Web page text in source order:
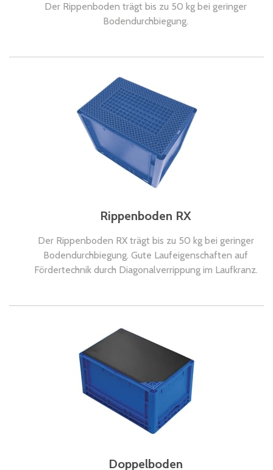
Der Rippenboden trägt bis zu 50 kg bei geringer
Bodendurchbiegung.
Rippenboden RX
Der Rippenboden RX trägt bis zu 50 kg bei geringer
Bodendurchbiegung. Gute Laufeigenschaften auf
Fördertechnik durch Diagonalverrippung im Laufkranz.
Doppelboden